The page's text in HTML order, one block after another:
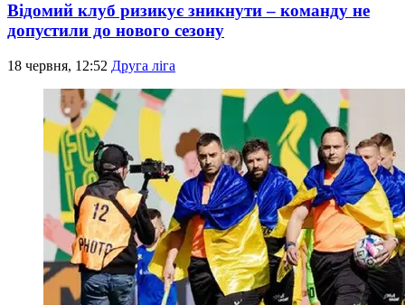
Відомий клуб ризикує зникнути – команду не
допустили до нового сезону
18 червня, 12:52 Друга ліга